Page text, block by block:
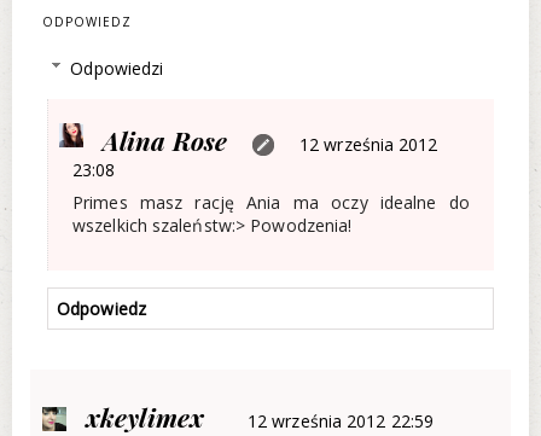
ODPOWIEDZ
Odpowiedzi
Alina Rose
12 września 2012
23:08
Primes masz rację Ania ma oczy idealne do
wszelkich szaleństw:> Powodzenia!
Odpowiedz
xkeylimex
12 września 2012 22:59